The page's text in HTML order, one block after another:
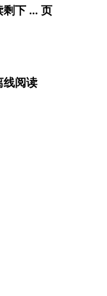
剩下 ... 页
线阅读